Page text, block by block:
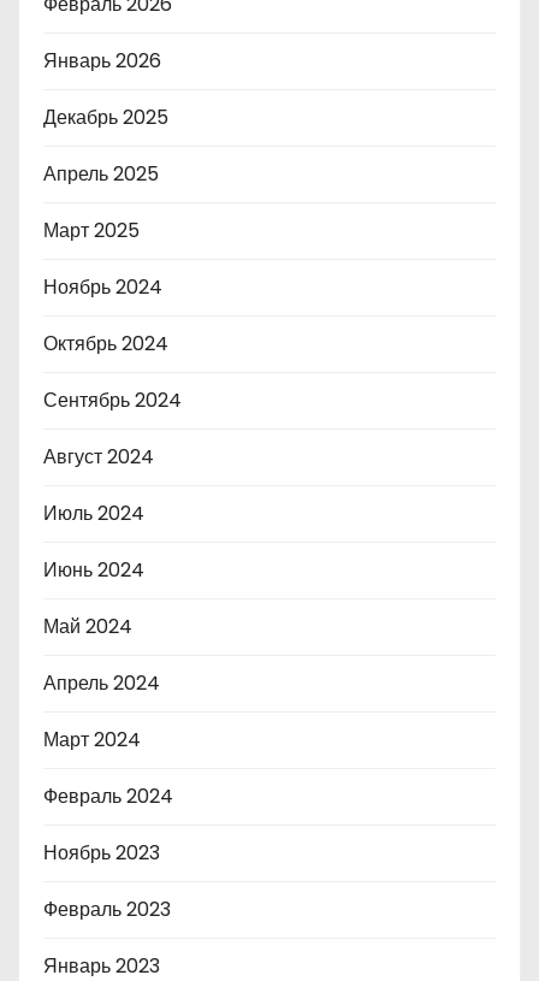
Январь 2026
Декабрь 2025
Апрель 2025
Март 2025
Ноябрь 2024
Октябрь 2024
Сентябрь 2024
Август 2024
Июль 2024
Июнь 2024
Май 2024
Апрель 2024
Март 2024
Февраль 2024
Ноябрь 2023
Февраль 2023
Январь 2023